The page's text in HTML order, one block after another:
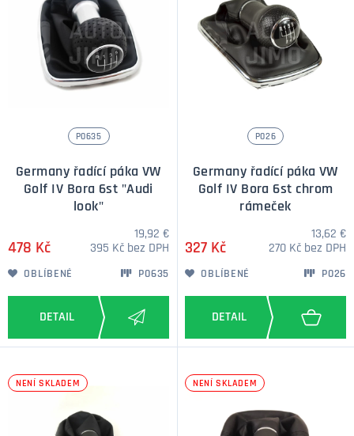
P0635
Germany řadící páka VW
Golf IV Bora 6st "Audi
look"
478 Kč
19,92 €
395 Kč bez DPH
OBLÍBENÉ P0635
P026
Germany řadící páka VW
Golf IV Bora 6st chrom
rámeček
327 Kč
13,62 €
270 Kč bez DPH
OBLÍBENÉ P026
NENÍ SKLADEM NENÍ SKLADEM